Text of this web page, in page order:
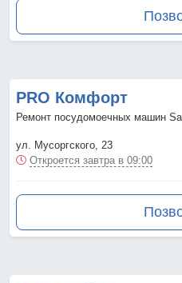
PRO Комфорт
Ремонт посудомоечных машин
ул. Мусоргского, 23
Откроется завтра в 09:00